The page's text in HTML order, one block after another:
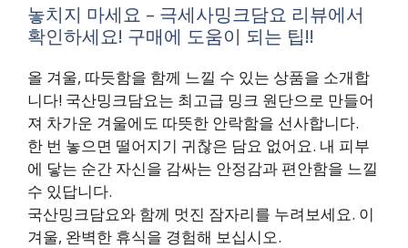
놓치지 마세요 – 극세사밍크담요 리뷰에서
확인하세요! 구매에 도움이 되는 팁!!
올 겨울, 따듯함을 함께 느낄 수 있는 상품을 소개합
니다! 국산밍크담요는 최고급 밍크 원단으로 만들어
져 차가운 겨울에도 따뜻한 안락함을 선사합니다.
한 번 놓으면 떨어지기 귀찮은 담요 없어요. 내 피부
에 닿는 순간 자신을 감싸는 안정감과 편안함을 느낄
수 있답니다.
국산밍크담요와 함께 멋진 잠자리를 누려보세요. 이
겨울, 완벽한 휴식을 경험해 보십시오.